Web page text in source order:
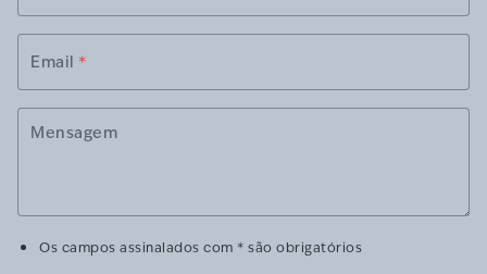
Email *
Mensagem
Os campos assinalados com * são obrigatórios